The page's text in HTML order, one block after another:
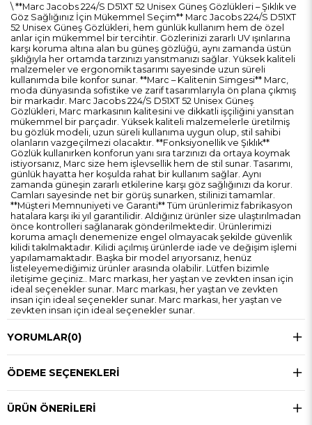
\ **Marc Jacobs 224/S D51XT 52 Unisex Güneş Gözlükleri – Şıklık ve
Göz Sağlığınız İçin Mükemmel Seçim** Marc Jacobs 224/S D51XT
52 Unisex Güneş Gözlükleri, hem günlük kullanım hem de özel
anlar için mükemmel bir tercihtir. Gözlerinizi zararlı UV ışınlarına
karşı koruma altına alan bu güneş gözlüğü, aynı zamanda üstün
şıklığıyla her ortamda tarzınızı yansıtmanızı sağlar. Yüksek kaliteli
malzemeler ve ergonomik tasarımı sayesinde uzun süreli
kullanımda bile konfor sunar. **Marc – Kalitenin Simgesi** Marc,
moda dünyasında sofistike ve zarif tasarımlarıyla ön plana çıkmış
bir markadır. Marc Jacobs 224/S D51XT 52 Unisex Güneş
Gözlükleri, Marc markasının kalitesini ve dikkatli işçiliğini yansıtan
mükemmel bir parçadır. Yüksek kaliteli malzemelerle üretilmiş
bu gözlük modeli, uzun süreli kullanıma uygun olup, stil sahibi
olanların vazgeçilmezi olacaktır. **Fonksiyonellik ve Şıklık**
Gözlük kullanırken konforun yanı sıra tarzınızı da ortaya koymak
istiyorsanız, Marc size hem işlevsellik hem de stil sunar. Tasarımı,
günlük hayatta her koşulda rahat bir kullanım sağlar. Aynı
zamanda güneşin zararlı etkilerine karşı göz sağlığınızı da korur.
Camları sayesinde net bir görüş sunarken, stilinizi tamamlar.
**Müşteri Memnuniyeti ve Garanti** Tüm ürünlerimiz fabrikasyon
hatalara karşı iki yıl garantilidir. Aldığınız ürünler size ulaştırılmadan
önce kontrolleri sağlanarak gönderilmektedir. Ürünlerimizi
koruma amaçlı denemenize engel olmayacak şekilde güvenlik
kilidi takılmaktadır. Kilidi açılmış ürünlerde iade ve değişim işlemi
yapılamamaktadır. Başka bir model arıyorsanız, henüz
listeleyemediğimiz ürünler arasında olabilir. Lütfen bizimle
iletişime geçiniz.. Marc markası, her yaştan ve zevkten insan için
ideal seçenekler sunar. Marc markası, her yaştan ve zevkten
insan için ideal seçenekler sunar. Marc markası, her yaştan ve
zevkten insan için ideal seçenekler sunar.
YORUMLAR(0)
ÖDEME SEÇENEKLERI
ÜRÜN ÖNERILERI